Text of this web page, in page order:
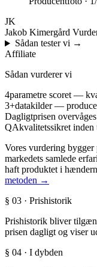
JK
Jakob Kimergård
Sådan tester vi →
Affiliate
Sådan vurderer vi
4parametre scoret —
3+datakilder —
Dagligtprisen
QAkvalitetssikret inden
Vores vurdering bygger
markedets samlede
haft produktet i
metoden →
§ 03 · Prishistorik
Prishistorik bliver
prisen dagligt og viser
§ 04 · I dybden